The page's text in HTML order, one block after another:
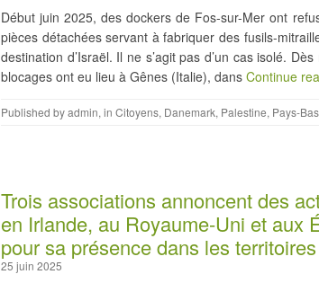
Début juin 2025, des dockers de Fos-sur-Mer ont
pièces détachées servant à fabriquer des fusils-
destination d’Israël. Il ne s’agit pas d’un cas isolé.
blocages ont eu lieu à Gênes (Italie), dans Continue
Published byadmin, in Citoyens, Danemark, Palestine, Pays-Bas
Trois associations annoncent des
en Irlande, au Royaume-Uni et aux
pour sa présence dans les
25 juin 2025